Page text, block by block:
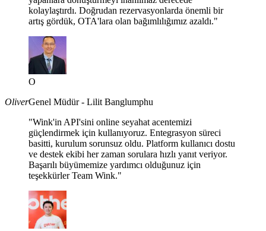
kolaylaştırdı. Doğrudan rezervasyonlarda önemli bir
artış gördük, OTA'lara olan bağımlılığımız azaldı."
O
OliverGenel Müdür - Lilit Banglumphu
"Wink'in API'sini online seyahat acentemizi
güçlendirmek için kullanıyoruz. Entegrasyon süreci
basitti, kurulum sorunsuz oldu. Platform kullanıcı dostu
ve destek ekibi her zaman sorulara hızlı yanıt veriyor.
Başarılı büyümemize yardımcı olduğunuz için
teşekkürler Team Wink."